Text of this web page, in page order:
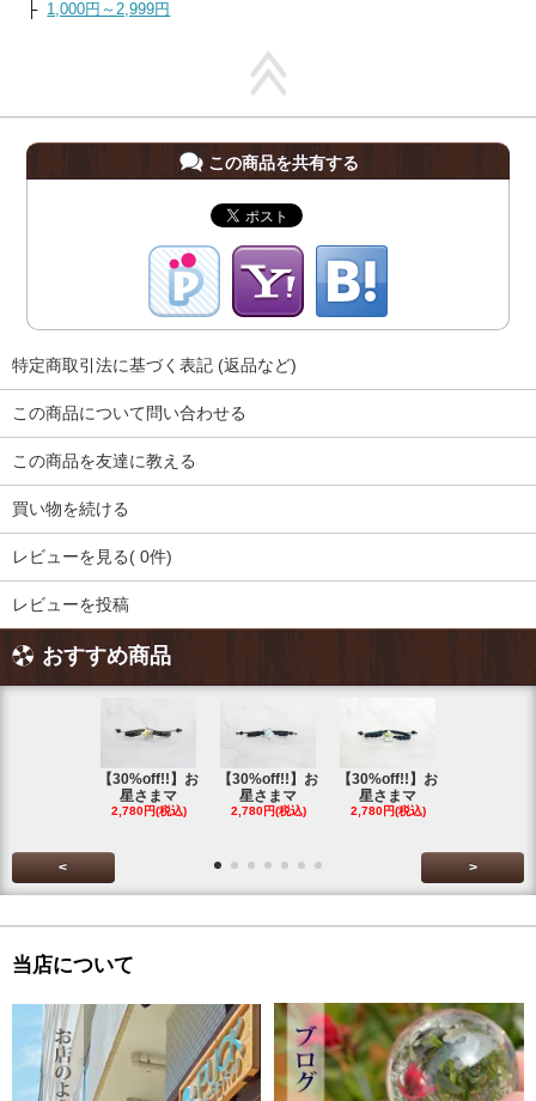
├ 1,000円～2,999円
この商品を共有する
特定商取引法に基づく表記 (返品など)
この商品について問い合わせる
この商品を友達に教える
買い物を続ける
レビューを見る( 0件)
レビューを投稿
おすすめ商品
【30%off!!】お
星さまマ
2,780円(税込)
【30%off!!】お
星さまマ
2,780円(税込)
【30%off!!】お
星さまマ
2,780円(税込)
< >
当店について